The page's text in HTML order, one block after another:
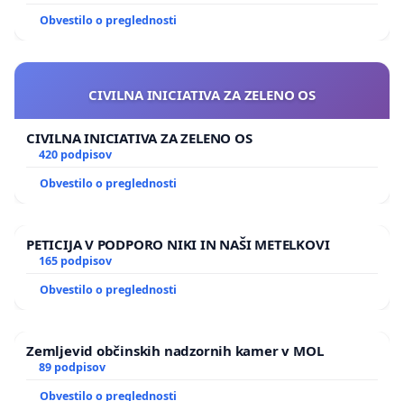
Obvestilo o preglednosti
CIVILNA INICIATIVA ZA ZELENO OS
CIVILNA INICIATIVA ZA ZELENO OS
420 podpisov
Obvestilo o preglednosti
PETICIJA V PODPORO NIKI IN NAŠI METELKOVI
165 podpisov
Obvestilo o preglednosti
Zemljevid občinskih nadzornih kamer v MOL
89 podpisov
Obvestilo o preglednosti